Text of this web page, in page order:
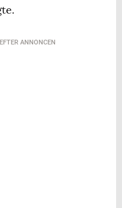
ANNONCEN